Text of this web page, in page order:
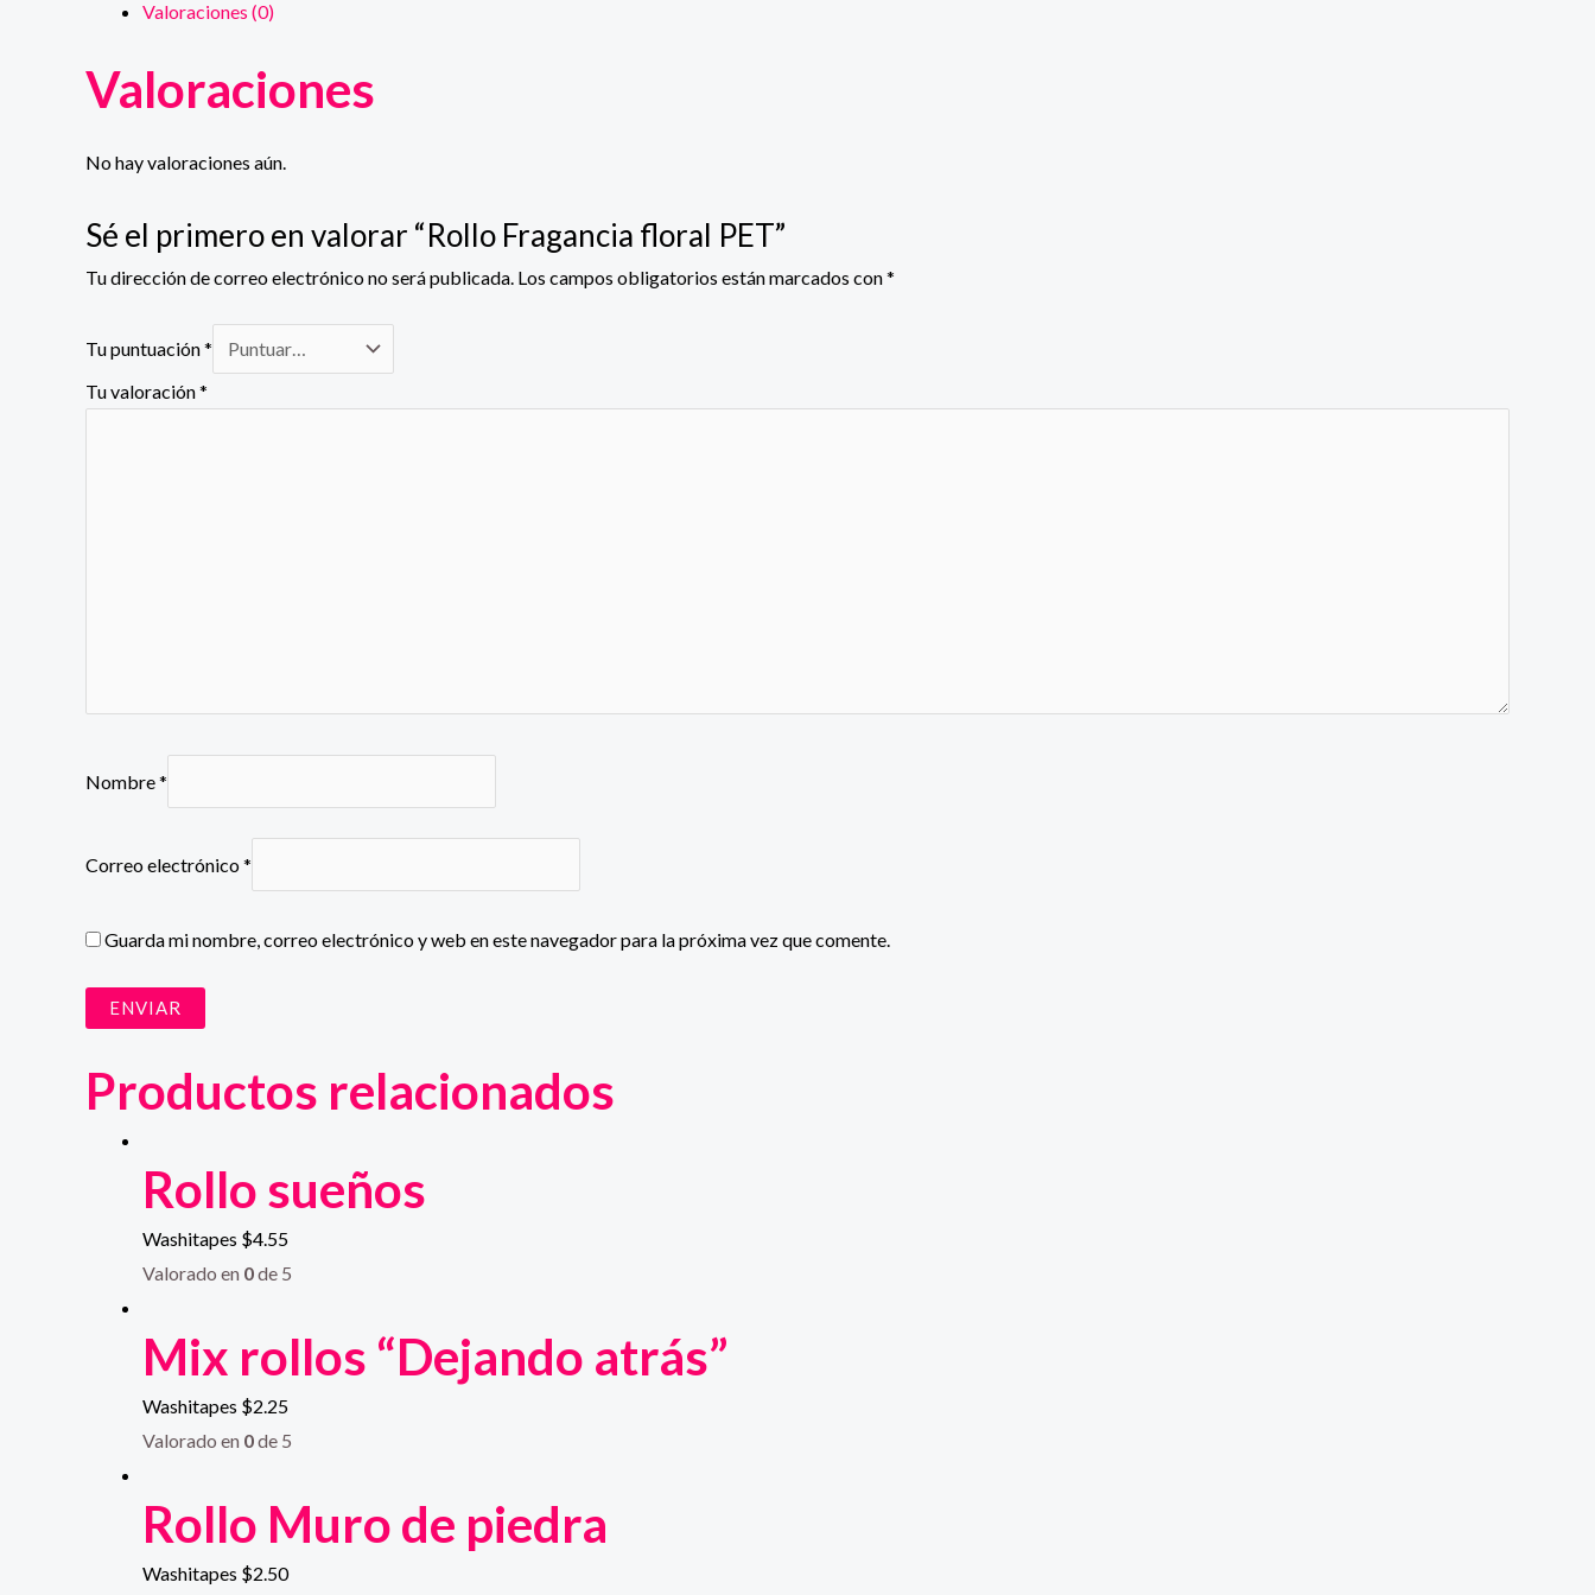
Valoraciones (0)
Valoraciones
No hay valoraciones aún.
Sé el primero en valorar “Rollo Fragancia floral PET”
Tu dirección de correo electrónico no será publicada. Los campos obligatorios están marcados con*
Tu puntuación*
Tu valoración*
Nombre*
Correo electrónico*
Guarda mi nombre, correo electrónico y web en este navegador para la próxima vez que comente.
Productos relacionados
Rollo sueños
Washitapes $4.55
Valorado en 0de 5
Mix rollos “Dejando atrás”
Washitapes $2.25
Valorado en 0de 5
Rollo Muro de piedra
Washitapes $2.50